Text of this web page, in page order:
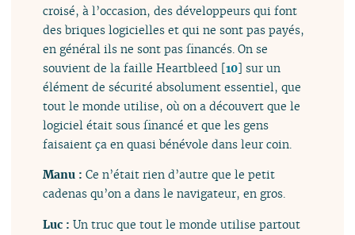
croisé, à l’occasion, des développeurs qui font
des briques logicielles et qui ne sont pas payés,
en général ils ne sont pas financés. On se
souvient de la faille Heartbleed [10] sur un
élément de sécurité absolument essentiel, que
tout le monde utilise, où on a découvert que le
logiciel était sous financé et que les gens
faisaient ça en quasi bénévole dans leur coin.
Manu :Ce n’était rien d’autre que le petit
cadenas qu’on a dans le navigateur, en gros.
Luc :Un truc que tout le monde utilise partout